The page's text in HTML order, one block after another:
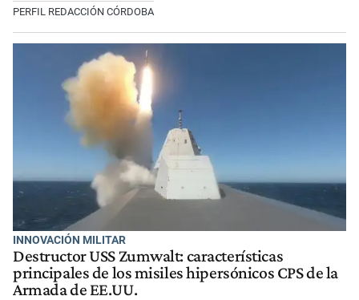
PERFIL REDACCIÓN CÓRDOBA
INNOVACIÓN MILITAR
Destructor USS Zumwalt: características
principales de los misiles hipersónicos CPS de la
Armada de EE.UU.